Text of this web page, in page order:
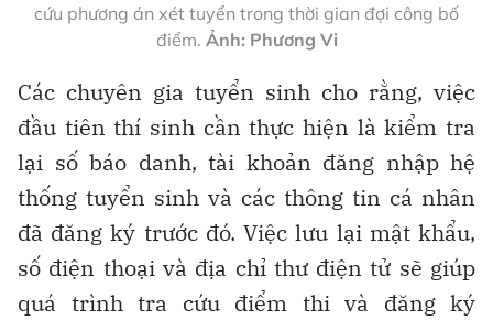
cứu phương án xét tuyển trong thời gian đợi công bố
điểm. Ảnh: Phương Vi
Các chuyên gia tuyển sinh cho rằng, việc
đầu tiên thí sinh cần thực hiện là kiểm tra
lại số báo danh, tài khoản đăng nhập hệ
thống tuyển sinh và các thông tin cá nhân
đã đăng ký trước đó. Việc lưu lại mật khẩu,
số điện thoại và địa chỉ thư điện tử sẽ giúp
quá trình tra cứu điểm thi và đăng ký